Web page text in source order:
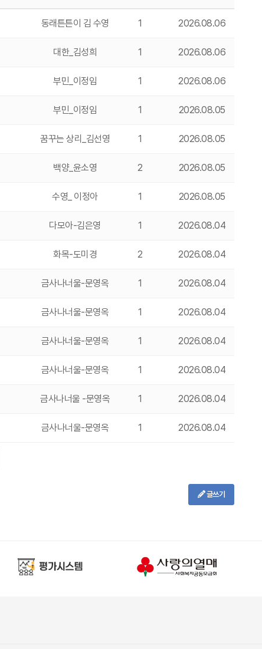
동래튼튼이 김 수영 1 2026.08.06
대한_김성희 1 2026.08.06
부민_이정임 1 2026.08.06
부민_이정임 1 2026.08.05
꿈꾸는 상리_김선영 1 2026.08.05
백양_윤소영 2 2026.08.05
수영_ 이정아 1 2026.08.05
다모아-김은영 1 2026.08.04
화목-도미경 2 2026.08.04
금사나너울-문영옥 1 2026.08.04
금사나너울-문영옥 1 2026.08.04
금사나너울-문영옥 1 2026.08.04
금사나너울-문영옥 1 2026.08.04
금사나너울 -문영옥 1 2026.08.04
금사나너울-문영옥 1 2026.08.04
글쓰기